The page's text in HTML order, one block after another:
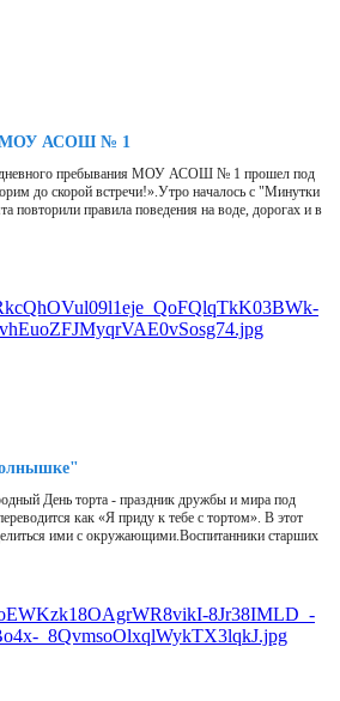
МОУ АСОШ № 1
дневного пребывания МОУ АСОШ № 1 прошел под
до скорой встречи!».Утро началось с "Минутки
повторили правила поведения на воде, дорогах и в
День торта - праздник дружбы и мира под
как «Я приду к тебе с тортом». В этот
ими с окружающими.Воспитанники старших